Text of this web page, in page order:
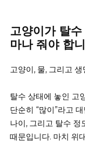
고양이가 탈
마나 줘야 합
고양이, 물, 그리고 생
탈수 상태에 놓인 고
단순히 “많이”라고
나이, 그리고 탈수 정
때문입니다. 마치 위